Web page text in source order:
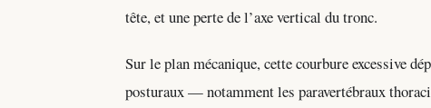
tête, et une perte de l’axe vertical du tronc.
Sur le plan mécanique, cette courbure excessive
posturaux — notamment les paravertébraux